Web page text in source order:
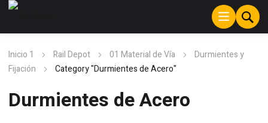
Inicio 1 Rail Depot 01 Material de Vía
Durmientes y
Fijación
Category "Durmientes de Acero"
Durmientes de Acero